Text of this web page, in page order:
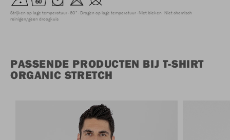
Strijken op lage temperatuur 60° Drogen op lage temperatuur Niet bleken Niet chemisch
reinigen/geen droogkuis
PASSENDE PRODUCTEN BIJ T-SHIRT
ORGANIC STRETCH